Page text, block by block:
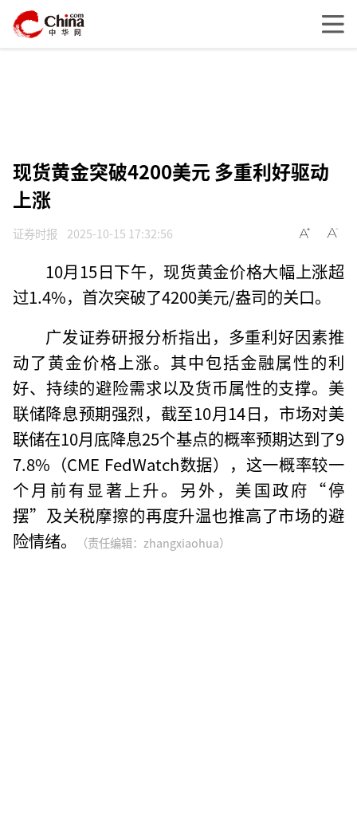
现货黄金突破4200美元 多重利好驱动
上涨
证券时报 2025-10-15 17:32:56
10月15日下午，现货黄金价格大幅上涨超
过1.4%，首次突破了4200美元/盎司的关口。
广发证券研报分析指出，多重利好因素推
动了黄金价格上涨。其中包括金融属性的利
好、持续的避险需求以及货币属性的支撑。美
联储降息预期强烈，截至10月14日，市场对美
联储在10月底降息25个基点的概率预期达到了9
7.8%（CME FedWatch数据），这一概率较一
个月前有显著上升。另外，美国政府“停
摆”及关税摩擦的再度升温也推高了市场的避
险情绪。
（责任编辑：zhangxiaohua）